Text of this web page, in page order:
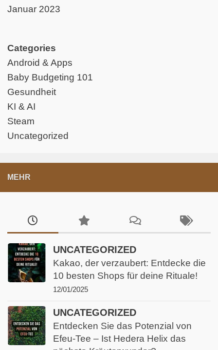
Januar 2023
Categories
Android & Apps
Baby Budgeting 101
Gesundheit
KI & AI
Steam
Uncategorized
MEHR
UNCATEGORIZED
Kakao, der verzaubert: Entdecke die
10 besten Shops für deine Rituale!
12/01/2025
UNCATEGORIZED
Entdecken Sie das Potenzial von
Efeu-Tee – Ist Hedera Helix das